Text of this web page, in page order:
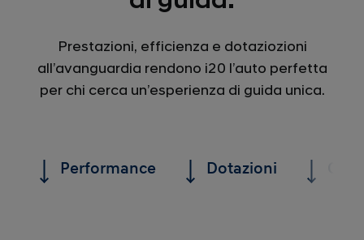
Prestazioni, efficienza e dotaziozioni
all’avanguardia rendono i20 l’auto perfetta
per chi cerca un’esperienza di guida unica.
Performance Dotazioni